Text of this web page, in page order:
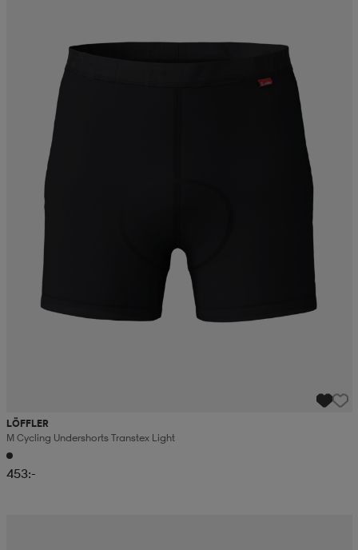
LÖFFLER
M Cycling Undershorts Transtex Light
453:-